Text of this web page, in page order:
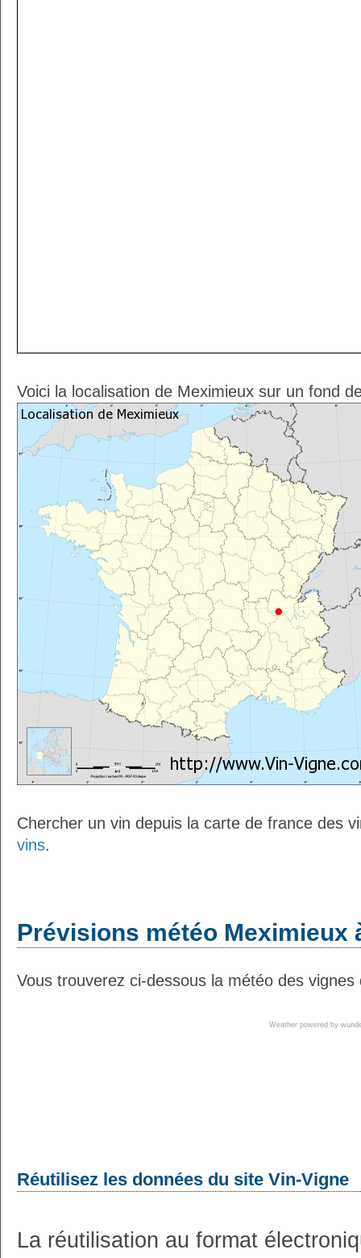
Voici la localisation de Meximieux sur un fond
Chercher un vin depuis la carte de france des
vins.
Prévisions météo Meximieux
Vous trouverez ci-dessous la météo des
Weather powered by
Réutilisez les données du site Vin-Vigne
La réutilisation au format